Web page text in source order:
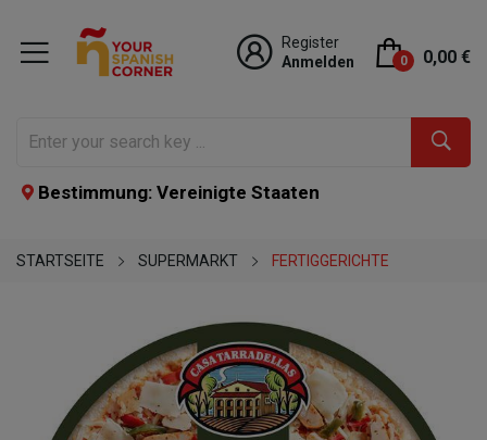
Register
Anmelden
0 0,00 €
Bestimmung: Vereinigte Staaten
STARTSEITE SUPERMARKT FERTIGGERICHTE